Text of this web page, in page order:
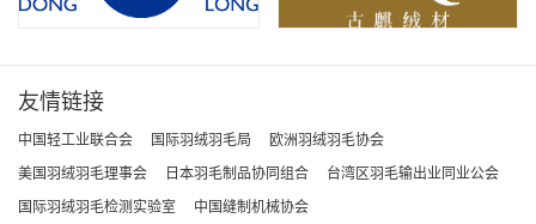
友情链接
中国轻工业联合会 国际羽绒羽毛局
欧洲羽绒羽毛协会
美国羽绒羽毛理事会
日本羽毛制品协同组合
台湾区羽毛输出业同业公会
国际羽绒羽毛检测实验室
中国缝制机械协会